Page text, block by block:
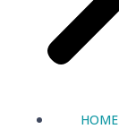
HOME